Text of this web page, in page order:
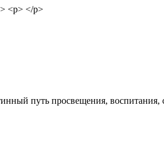
<p> </p>
путь просвещения,